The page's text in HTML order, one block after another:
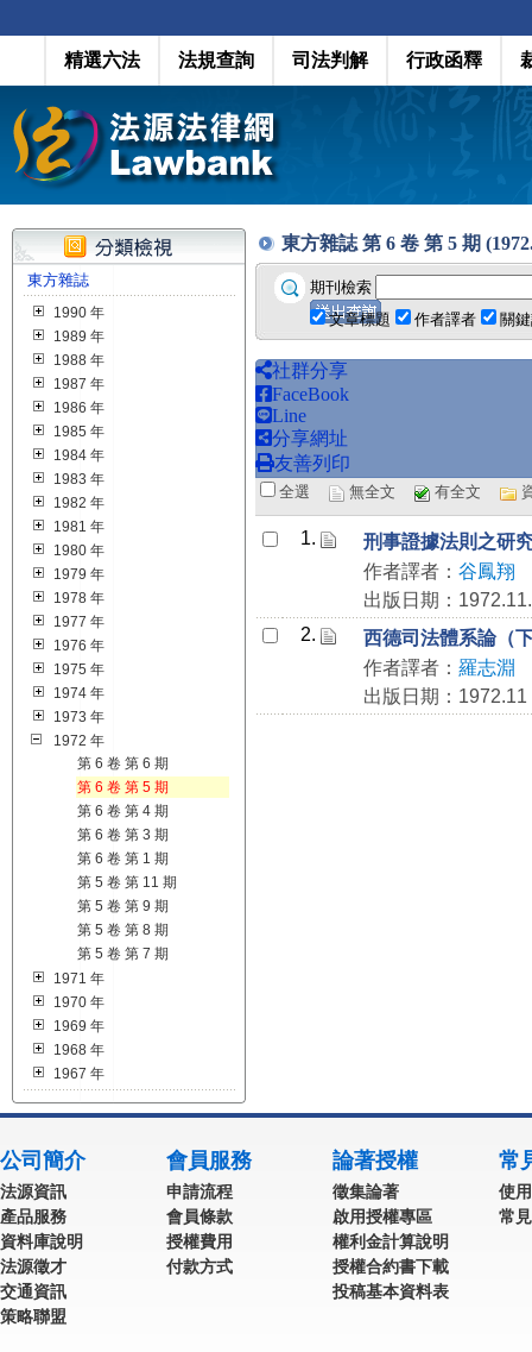
精選六法 法規查詢 司法判解 行政函釋
東方雜誌
1990 年
1989 年
1988 年
1987 年
1986 年
1985 年
1984 年
1983 年
1982 年
1981 年
1980 年
1979 年
1978 年
1977 年
1976 年
1975 年
1974 年
1973 年
1972 年
第 6 卷 第 6 期
第 6 卷 第 5 期
第 6 卷 第 4 期
第 6 卷 第 3 期
第 6 卷 第 1 期
第 5 卷 第 11 期
第 5 卷 第 9 期
第 5 卷 第 8 期
第 5 卷 第 7 期
1971 年
1970 年
1969 年
1968 年
1967 年
東方雜誌 第 6 卷 第 5 期
期刊檢索
文章標題
作者譯者 關
社群分享
FaceBook
Line
分享網址
友善列印
全選 無全文 有全文
1.
刑事證據法則之研
作者譯者： 谷鳳翔
出版日期：
2.
西德司法體系論（
作者譯者： 羅志淵
出版日期：1972.11
公司簡介
法源資訊
產品服務
資料庫說明
法源徵才
交通資訊
策略聯盟
會員服務
申請流程
會員條款
授權費用
付款方式
論著授權
徵集論著
啟用授權專區
權利金計算說明
授權合約書下載
投稿基本資料表
常
使
常